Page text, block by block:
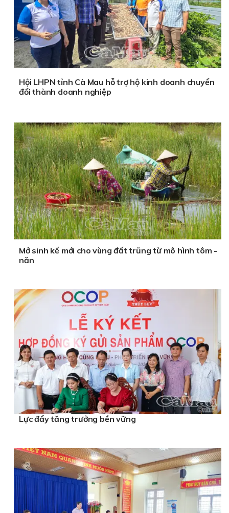
Hội LHPN tỉnh Cà Mau hỗ trợ hộ kinh doanh chuyển
đổi thành doanh nghiệp
Mở sinh kế mới cho vùng đất trũng từ mô hình tôm -
năn
Lực đẩy tăng trưởng bền vững